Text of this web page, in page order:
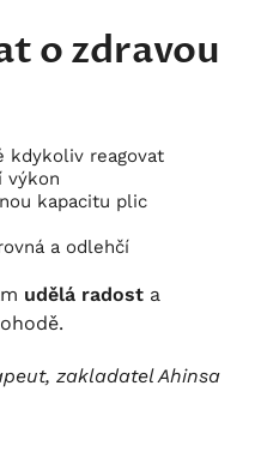
o zdravou
kdykoliv reagovat
výkon
kapacitu plic
a odlehčí
udělá radost a
zakladatel Ahinsa